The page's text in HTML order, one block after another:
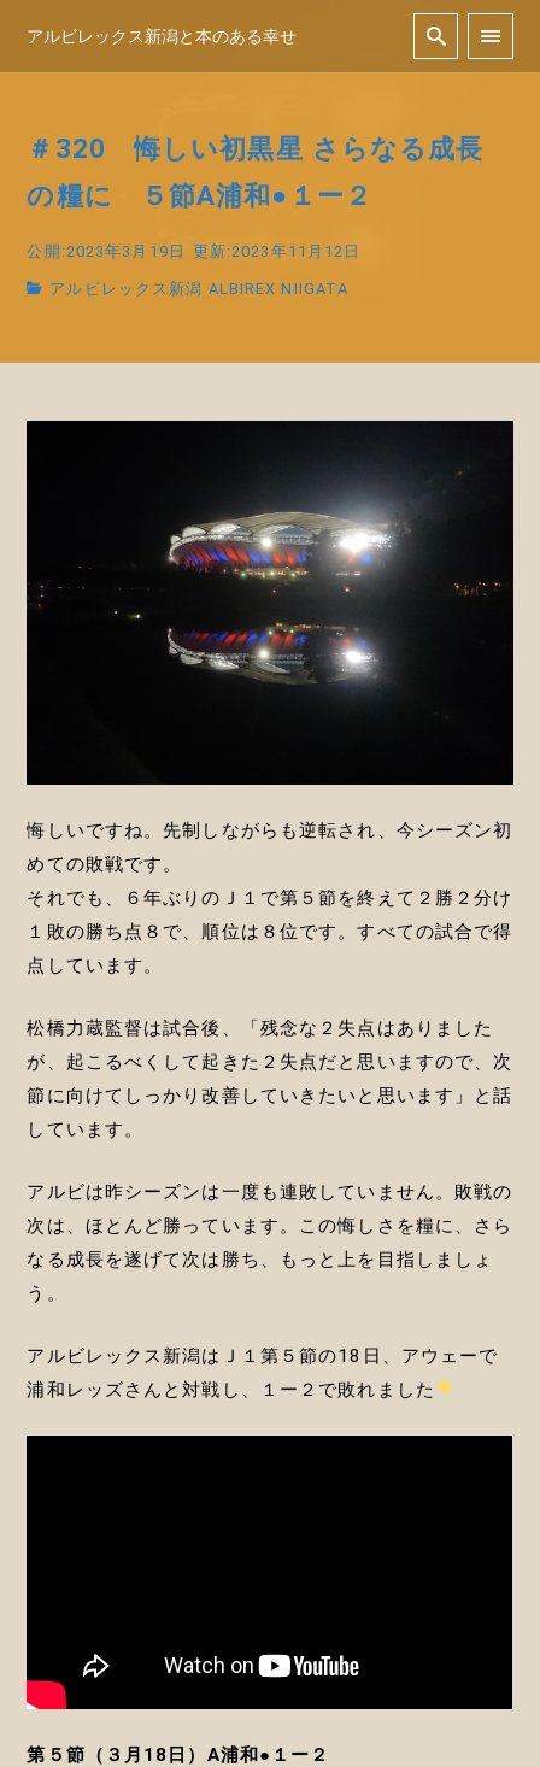
アルビレックス新潟と本のある幸せ
＃320 悔しい初黒星 さらなる成長
の糧に ５節A浦和●１ー２
公開:2023年3月19日 更新:2023年11月12日
アルビレックス新潟 ALBIREX NIIGATA
悔しいですね。先制しながらも逆転され、今シーズン初
めての敗戦です。
それでも、６年ぶりのＪ１で第５節を終えて２勝２分け
１敗の勝ち点８で、順位は８位です。すべての試合で得
点しています。
松橋力蔵監督は試合後、「残念な２失点はありました
が、起こるべくして起きた２失点だと思いますので、次
節に向けてしっかり改善していきたいと思います」と話
しています。
アルビは昨シーズンは一度も連敗していません。敗戦の
次は、ほとんど勝っています。この悔しさを糧に、さら
なる成長を遂げて次は勝ち、もっと上を目指しましょ
う。
アルビレックス新潟はＪ１第５節の18日、アウェーで
浦和レッズさんと対戦し、１ー２で敗れました
第５節（３月18日）A浦和●１ー２